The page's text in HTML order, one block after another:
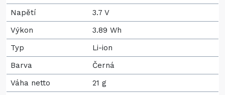
Napětí
3.7 V
Výkon
3.89 Wh
Typ
Li-ion
Barva
Černá
Váha netto
21 g